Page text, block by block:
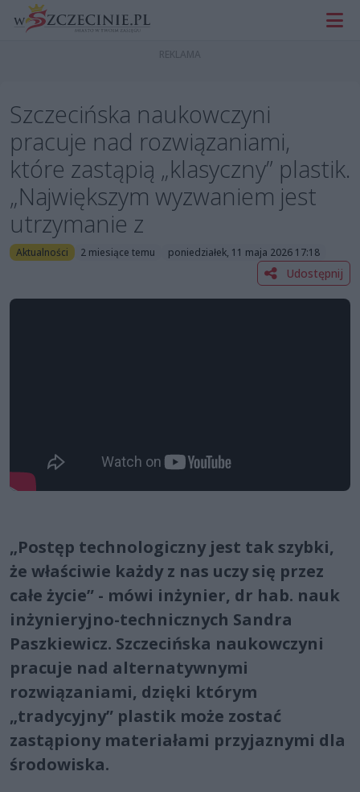
Szczecińska naukowczyni
pracuje nad rozwiązaniami,
które zastąpią „klasyczny” plastik.
„Największym wyzwaniem jest
utrzymanie z
Aktualności 2 miesiące temu poniedziałek, 11 maja 2026 17:18
Udostępnij
„Postęp technologiczny jest tak szybki,
że właściwie każdy z nas uczy się przez
całe życie” - mówi inżynier, dr hab. nauk
inżynieryjno-technicznych Sandra
Paszkiewicz. Szczecińska naukowczyni
pracuje nad alternatywnymi
rozwiązaniami, dzięki którym
„tradycyjny” plastik może zostać
zastąpiony materiałami przyjaznymi dla
środowiska.